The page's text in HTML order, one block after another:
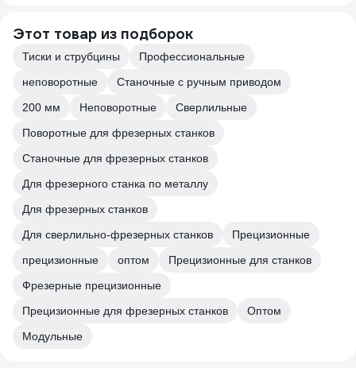
Этот товар из подборок
Тиски и струбцины
Профессиональные
неповоротные
Станочные с ручным приводом
200 мм
Неповоротные
Сверлильные
Поворотные для фрезерных станков
Станочные для фрезерных станков
Для фрезерного станка по металлу
Для фрезерных станков
Для сверлильно-фрезерных станков
Прецизионные
прецизионные
оптом
Прецизионные для станков
Фрезерные прецизионные
Прецизионные для фрезерных станков
Оптом
Модульные